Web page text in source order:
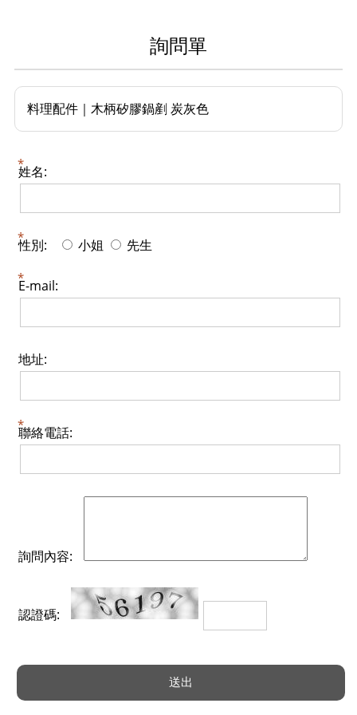
詢問單
料理配件｜木柄矽膠鍋剷 炭灰色
姓名:
性別: 小姐 先生
E-mail:
地址:
聯絡電話:
詢問內容:
認證碼: